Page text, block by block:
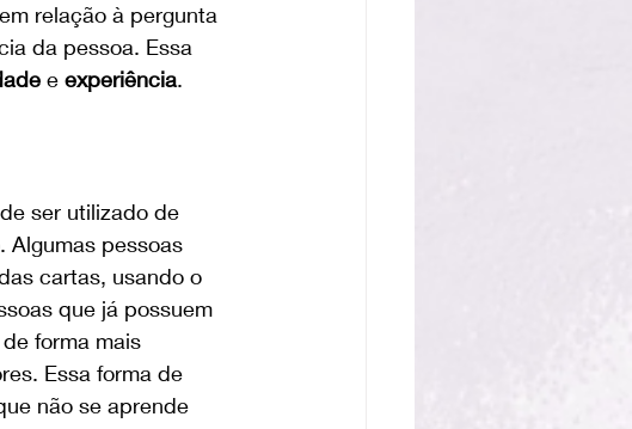
relação à pergunta
da pessoa. Essa
e experiência.
ser utilizado de
Algumas pessoas
cartas, usando o
que já possuem
forma mais
Essa forma de
não se aprende